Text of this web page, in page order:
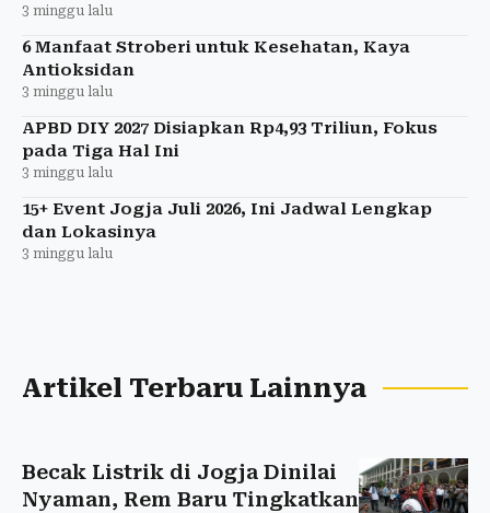
3 minggu lalu
6 Manfaat Stroberi untuk Kesehatan, Kaya
Antioksidan
3 minggu lalu
APBD DIY 2027 Disiapkan Rp4,93 Triliun, Fokus
pada Tiga Hal Ini
3 minggu lalu
15+ Event Jogja Juli 2026, Ini Jadwal Lengkap
dan Lokasinya
3 minggu lalu
Artikel Terbaru Lainnya
Becak Listrik di Jogja Dinilai
Nyaman, Rem Baru Tingkatkan